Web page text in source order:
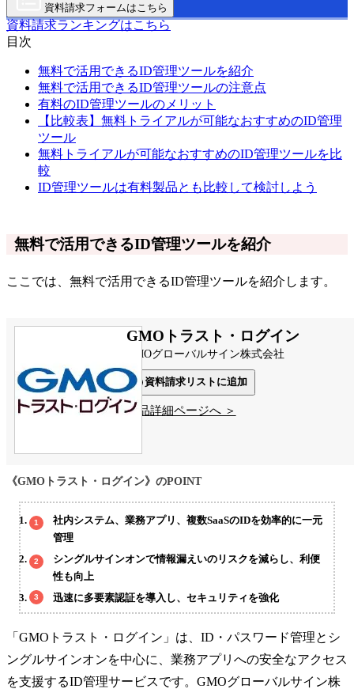
資料請求フォームはこちら
資料請求ランキングはこちら
目次
無料で活用できるID管理ツールを紹介
無料で活用できるID管理ツールの注意点
有料のID管理ツールのメリット
【比較表】無料トライアルが可能なおすすめのID管理
ツール
無料トライアルが可能なおすすめのID管理ツールを比
較
ID管理ツールは有料製品とも比較して検討しよう
無料で活用できるID管理ツールを紹介
ここでは、無料で活用できるID管理ツールを紹介します。
GMOトラスト・ログイン
GMOグローバルサイン株式会社
資料請求リストに追加
製品詳細ページへ ＞
《GMOトラスト・ログイン》のPOINT
社内システム、業務アプリ、複数SaaSのIDを効率的に一元
管理
シングルサインオンで情報漏えいのリスクを減らし、利便
性も向上
迅速に多要素認証を導入し、セキュリティを強化
「GMOトラスト・ログイン」は、ID・パスワード管理とシ
ングルサインオンを中心に、業務アプリへの安全なアクセス
を支援するID管理サービスです。GMOグローバルサイン株